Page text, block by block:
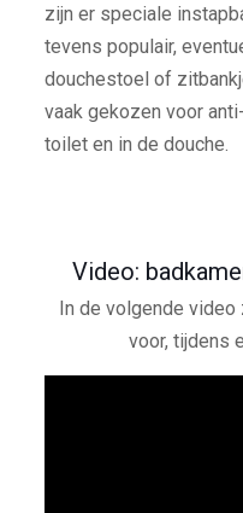
zijn er speciale
tevens populair,
douchestoel of
vaak gekozen voor
toilet en in de douche.
Video:
In de volgende video
voor, tijdens